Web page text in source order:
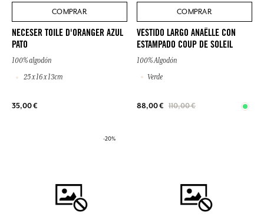
COMPRAR
NECESER TOILE D'ORANGER AZUL
PATO
100% algodón
25 x 16 x 13cm
35,00 €
COMPRAR
VESTIDO LARGO ANAËLLE CON
ESTAMPADO COUP DE SOLEIL
100% Algodón
Verde
88,00 € 110,00 €
-20%